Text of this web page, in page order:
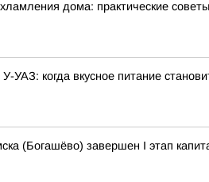
дома: практические
УАЗ: когда вкусное питание
(Богашёво) завершен I этап